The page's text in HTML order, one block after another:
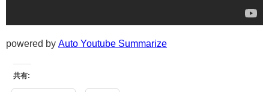
powered by Auto Youtube Summarize
共有: